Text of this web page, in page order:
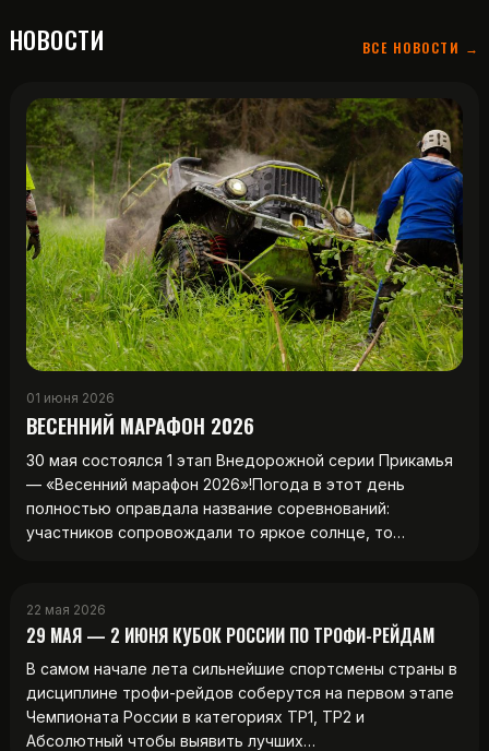
НОВОСТИ ВСЕ НОВОСТИ →
01 июня 2026
ВЕСЕННИЙ МАРАФОН 2026
30 мая состоялся 1 этап Внедорожной серии Прикамья
— «Весенний марафон 2026»!Погода в этот день
полностью оправдала название соревнований:
участников сопровождали то яркое солнце, то…
22 мая 2026
29 МАЯ — 2 ИЮНЯ КУБОК РОССИИ ПО ТРОФИ-РЕЙДАМ
В самом начале лета сильнейшие спортсмены страны в
дисциплине трофи-рейдов соберутся на первом этапе
Чемпионата России в категориях ТР1, ТР2 и
Абсолютный чтобы выявить лучших…